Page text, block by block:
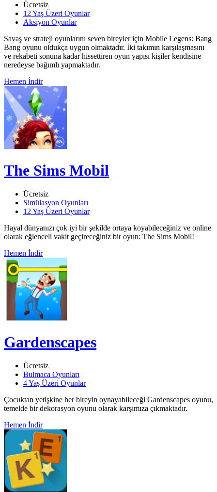
Ücretsiz
12 Yaş Üzeri Oyunlar
Aksiyon Oyunlar
Savaş ve strateji oyunlarını seven bireyler için Mobile Legens: Bang
Bang oyunu oldukça uygun olmaktadır. İki takımın karşılaşmasını
ve rekabeti sonuna kadar hissettiren oyun yapısı kişiler kendisine
neredeyse bağımlı yapmaktadır.
Hemen İndir
The Sims Mobil
Ücretsiz
Simülasyon Oyunları
12 Yaş Üzeri Oyunlar
Hayal dünyanızı çok iyi bir şekilde ortaya koyabileceğiniz ve online
olarak eğlenceli vakit geçireceğiniz bir oyun: The Sims Mobil!
Hemen İndir
Gardenscapes
Ücretsiz
Bulmaca Oyunları
4 Yaş Üzeri Oyunlar
Çocuktan yetişkine her bireyin oynayabileceği Gardenscapes oyunu,
temelde bir dekorasyon oyunu olarak karşımıza çıkmaktadır.
Hemen İndir